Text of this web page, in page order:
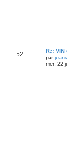
52
Re:
par
mer. 22